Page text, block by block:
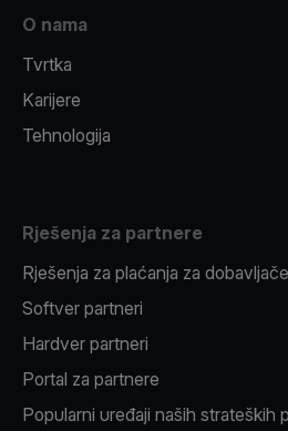
O nama
Tvrtka
Karijere
Tehnologija
Rješenja za partnere
Rješenja za plaćanja za
Softver partneri
Hardver partneri
Portal za partnere
Popularni uređaji naših strateških